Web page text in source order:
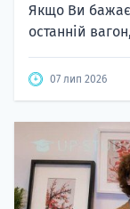
Якщо Ви
останній
07 лип 2026